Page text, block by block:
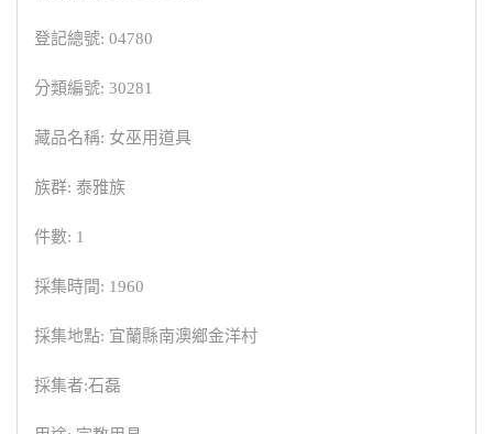
登記總號: 04780
分類編號: 30281
藏品名稱: 女巫用道具
族群: 泰雅族
件數: 1
採集時間: 1960
採集地點: 宜蘭縣南澳鄉金洋村
採集者:石磊